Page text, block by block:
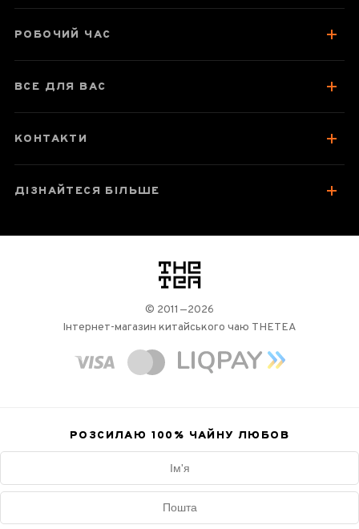
РОБОЧИЙ ЧАС
ВСЕ ДЛЯ ВАС
КОНТАКТИ
ДІЗНАЙТЕСЯ БІЛЬШЕ
логотип
© 2011—2026
Інтернет-магазин китайського чаю THETEA
РОЗСИЛАЮ 100% ЧАЙНУ ЛЮБОВ